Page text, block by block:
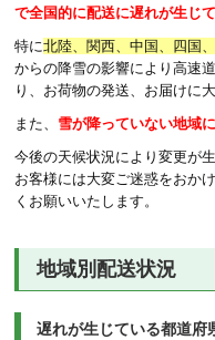
で全国的に配送に遅れが生じて
特に北陸、関西、中国、四国
からの降雪の影響により高速
り、お荷物の発送、お届けに
また、 雪が降っていない地域
今後の天候状況により変更が
お客様には大変ご迷惑をおか
くお願いいたします。
地域別配送状況
遅れが生じている都道府